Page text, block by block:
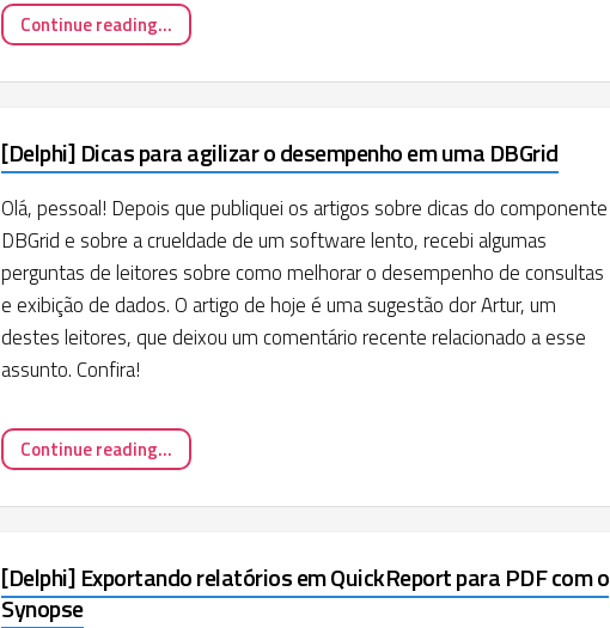
Continue reading...
[Delphi] Dicas para agilizar o desempenho em uma DBGrid
Olá, pessoal! Depois que publiquei os artigos sobre dicas do componente
DBGrid e sobre a crueldade de um software lento, recebi algumas
perguntas de leitores sobre como melhorar o desempenho de consultas
e exibição de dados. O artigo de hoje é uma sugestão dor Artur, um
destes leitores, que deixou um comentário recente relacionado a esse
assunto. Confira!
Continue reading...
[Delphi] Exportando relatórios em QuickReport para PDF com o
Synopse